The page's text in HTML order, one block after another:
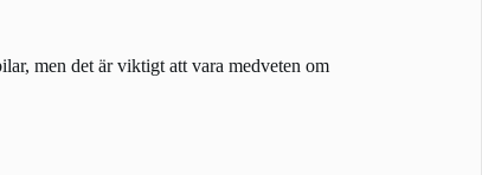
men det är viktigt att vara medveten om